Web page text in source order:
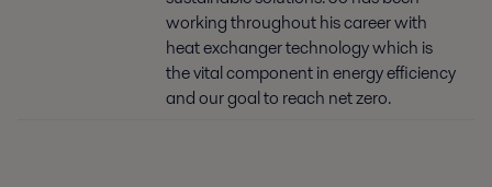
working throughout his career with
heat exchanger technology which is
the vital component in energy efficiency
and our goal to reach net zero.